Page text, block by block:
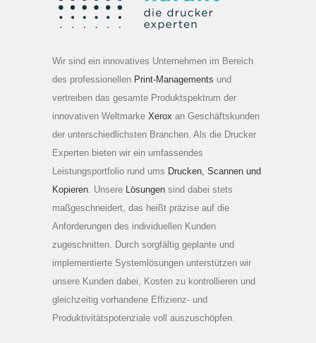
Wir sind ein innovatives Unternehmen im Bereich
des professionellen Print-Managements und
vertreiben das gesamte Produktspektrum der
innovativen Weltmarke Xerox an Geschäftskunden
der unterschiedlichsten Branchen. Als die Drucker
Experten bieten wir ein umfassendes
Leistungsportfolio rund ums Drucken, Scannen und
Kopieren . Unsere Lösungen sind dabei stets
maßgeschneidert, das heißt präzise auf die
Anforderungen des individuellen Kunden
zugeschnitten. Durch sorgfältig geplante und
implementierte Systemlösungen unterstützen wir
unsere Kunden dabei, Kosten zu kontrollieren und
gleichzeitig vorhandene Effizienz- und
Produktivitätspotenziale voll auszuschöpfen.